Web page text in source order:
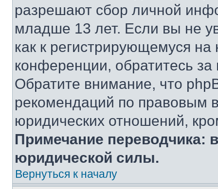
разрешают сбор личной
младше 13 лет. Если вы не
как к регистрирующемуся
конференции, обратитесь
Обратите внимание, что
рекомендаций по правовым
юридических отношений,
Примечание переводчика:
юридической силы.
Вернуться к началу